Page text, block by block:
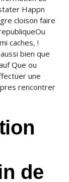
Happn
cloison faire
caches, !
bien que
Que ou
une
rencontrer
de